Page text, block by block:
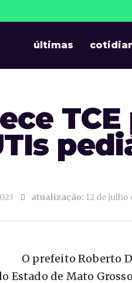
últimas
atualização: 12 de julho
O prefeito Roberto
Estado de Mato